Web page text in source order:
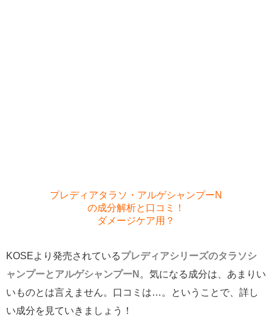
プレディアタラソ・アルゲシャンプーN
の成分解析と口コミ！
ダメージケア用？
KOSEより発売されているプレディアシリーズのタラソシ
ャンプーとアルゲシャンプーN 。気になる成分は、あまりい
いものとは言えません。口コミは…。ということで、詳し
い成分を見ていきましょう！